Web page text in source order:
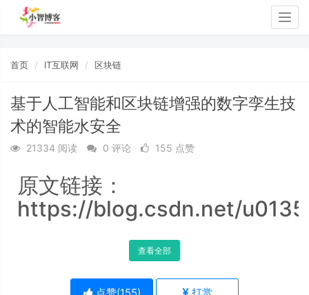
首页 IT互联网 区块链
基于人工智能和区块链增强的数字孪生技
术的智能水安全
21334 阅读 0 评论 155 点赞
原文链接：
https://blog.csdn.net/
查看全部
点赞(155) 打赏